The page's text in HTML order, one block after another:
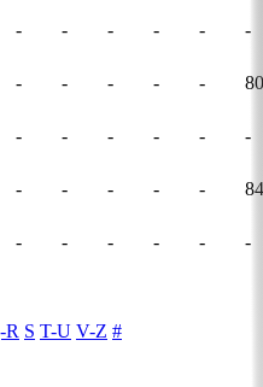
- - - - -
-
- - - - -
- - - - -
-
- - - - -
- - - - -
-
R S T-U V-Z #